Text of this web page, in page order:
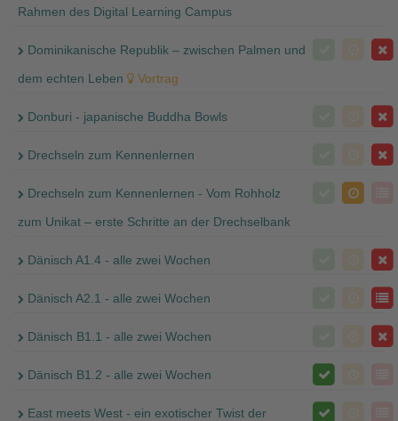
Rahmen des Digital Learning Campus
Dominikanische Republik – zwischen Palmen und
dem echten Leben
Vortrag
Donburi - japanische Buddha Bowls
Drechseln zum Kennenlernen
Drechseln zum Kennenlernen - Vom Rohholz
zum Unikat – erste Schritte an der Drechselbank
Dänisch A1.4 - alle zwei Wochen
Dänisch A2.1 - alle zwei Wochen
Dänisch B1.1 - alle zwei Wochen
Dänisch B1.2 - alle zwei Wochen
East meets West - ein exotischer Twist der